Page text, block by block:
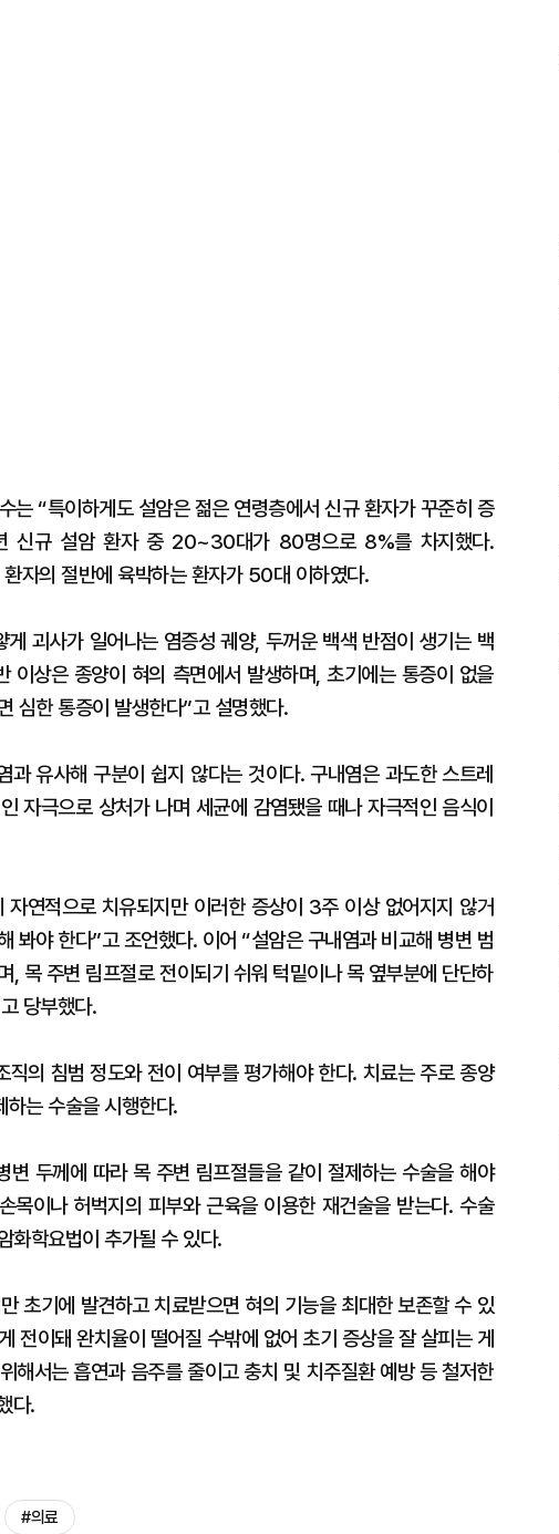
는 “특이하게도 설암은 젊은 연령층에서 신규 환자가 꾸준히 증
신규 설암 환자 중 20~30대가 80명으로 8%를 차지했다.
자의 절반에 육박하는 환자가 50대 이하였다.
괴사가 일어나는 염증성 궤양, 두꺼운 백색 반점이 생기는 백
이상은 종양이 혀의 측면에서 발생하며, 초기에는 통증이 없을
심한 통증이 발생한다”고 설명했다.
유사해 구분이 쉽지 않다는 것이다. 구내염은 과도한 스트레
자극으로 상처가 나며 세균에 감염됐을 때나 자극적인 음식이
연적으로 치유되지만 이러한 증상이 3주 이상 없어지지 않거
봐야 한다”고 조언했다. 이어 “설암은 구내염과 비교해 병변 범
, 목 주변 림프절로 전이되기 쉬워 턱밑이나 목 옆부분에 단단하
당부했다.
의 침범 정도와 전이 여부를 평가해야 한다. 치료는 주로 종양
는 수술을 시행한다.
두께에 따라 목 주변 림프절들을 같이 절제하는 수술을 해야
목이나 허벅지의 피부와 근육을 이용한 재건술을 받는다. 수술
화학요법이 추가될 수 있다.
초기에 발견하고 치료받으면 혀의 기능을 최대한 보존할 수 있
전이돼 완치율이 떨어질 수밖에 없어 초기 증상을 잘 살피는 게
해서는 흡연과 음주를 줄이고 충치 및 치주질환 예방 등 철저한
다.
#의료